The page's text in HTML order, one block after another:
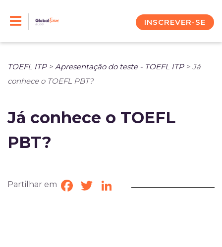
INSCREVER-SE
TOEFL ITP> Apresentação do teste - TOEFL ITP> Já
conhece o TOEFL PBT?
Já conhece o TOEFL
PBT?
Partilhar em Facebook
TwitterLinkedIn